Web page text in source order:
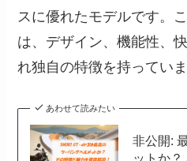
スに優れたモデルです。
は、デザイン、機能性、
れ独自の特徴を持っていま
あわせて読みたい
非公開:
ットか？